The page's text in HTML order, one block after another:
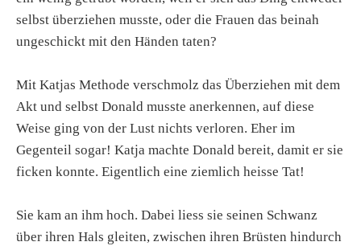
selbst überziehen musste, oder die Frauen das beinah
ungeschickt mit den Händen taten?
Mit Katjas Methode verschmolz das Überziehen mit dem
Akt und selbst Donald musste anerkennen, auf diese
Weise ging von der Lust nichts verloren. Eher im
Gegenteil sogar! Katja machte Donald bereit, damit er sie
ficken konnte. Eigentlich eine ziemlich heisse Tat!
Sie kam an ihm hoch. Dabei liess sie seinen Schwanz
über ihren Hals gleiten, zwischen ihren Brüsten hindurch